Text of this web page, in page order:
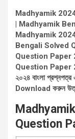
Madhyamik
| Madhyamik
Madhyamik
Bengali Solved
Question Paper
Question Paper
২০২৪ বাংলা
Download করুন
Madhyamik
Question